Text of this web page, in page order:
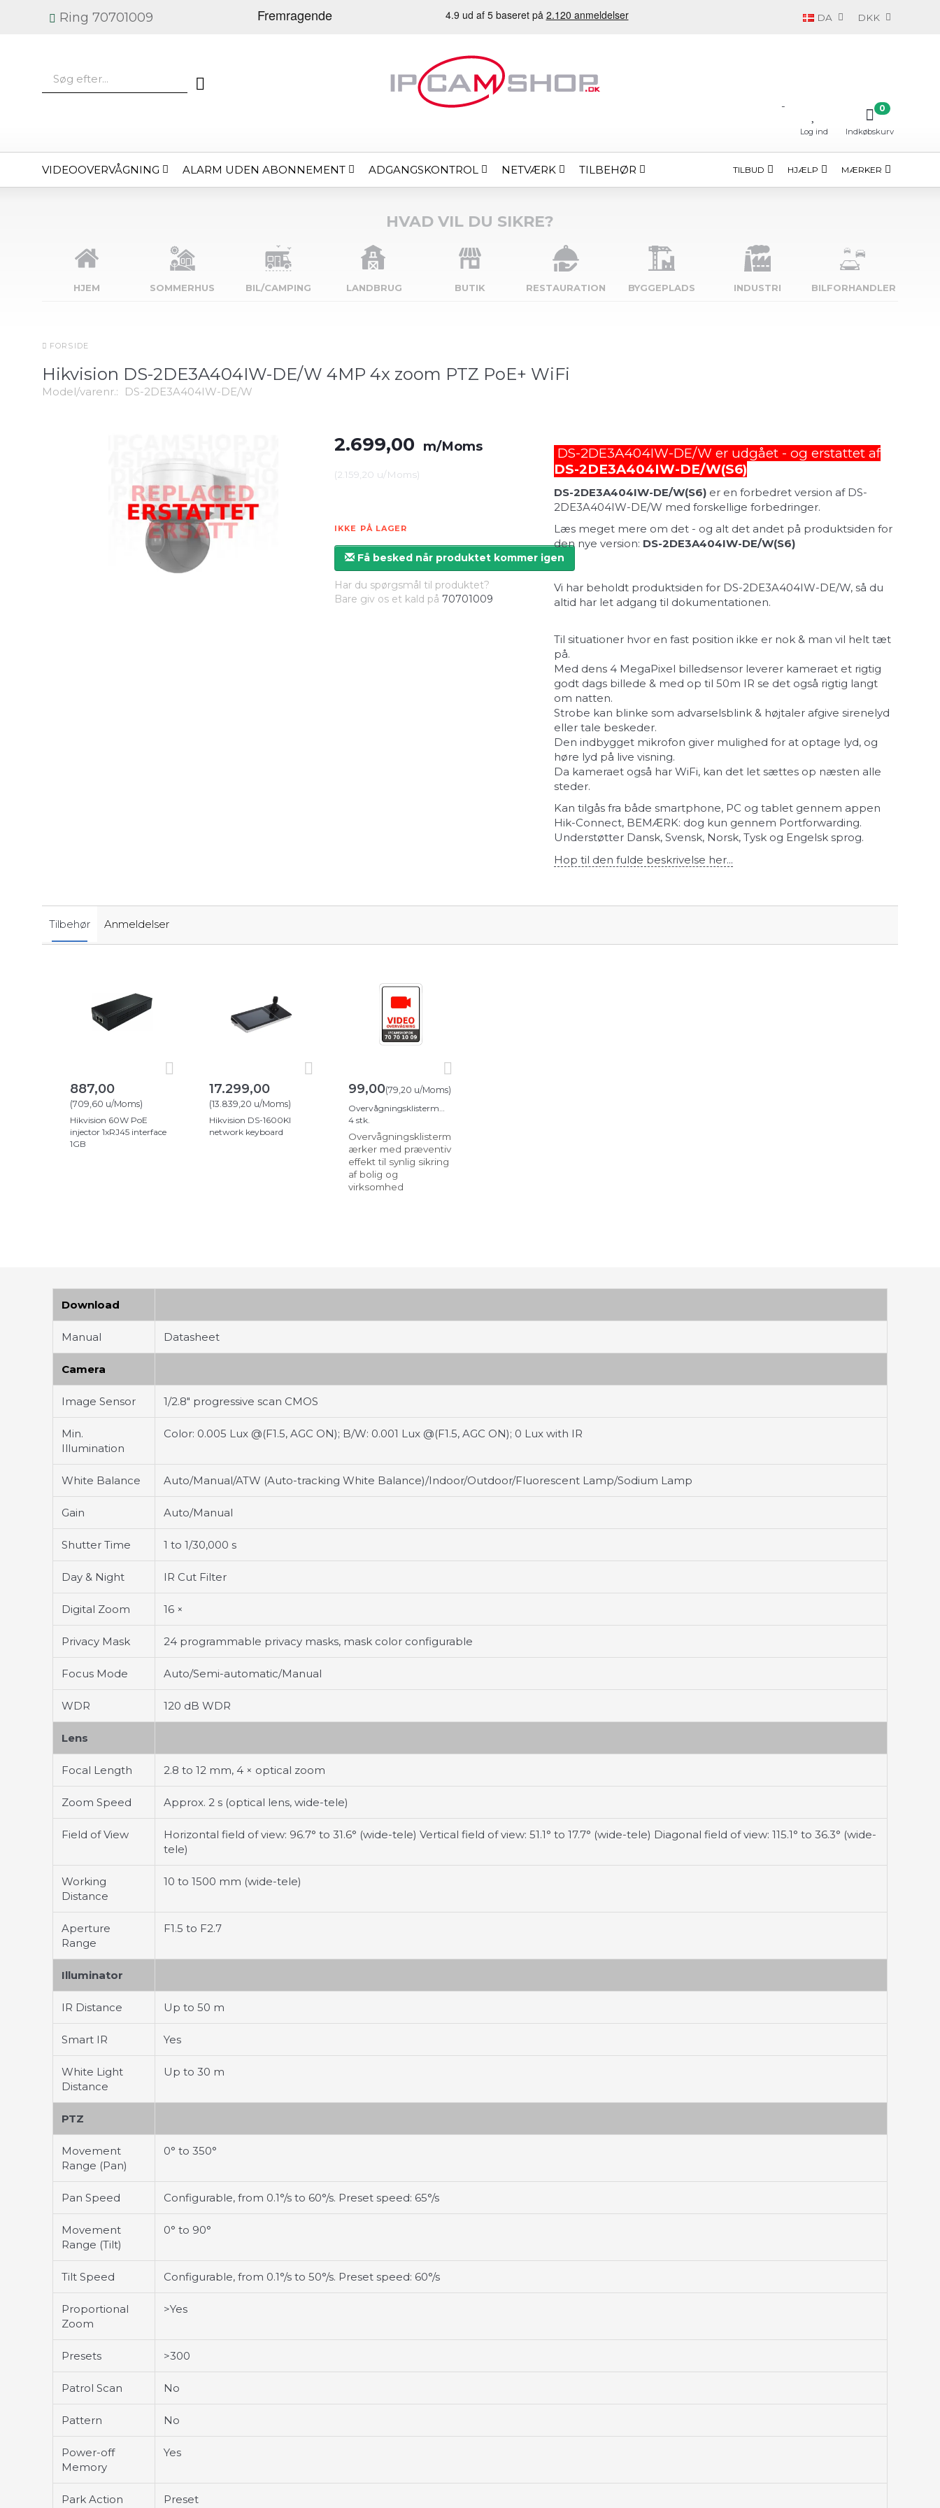
DA DKK
Ring 70701009
-
Log ind Indkøbskurv
0
VIDEOOVERVÅGNING ALARM UDEN ABONNEMENT ADGANGSKONTROL NETVÆRK TILBEHØR TILBUD HJÆLP MÆRKER
HVAD VIL DU SIKRE?
HJEM SOMMERHUS BIL/CAMPING LANDBRUG BUTIK RESTAURATION BYGGE­PLADS INDUSTRI BILFORHANDLER
FORSIDE
Hikvision DS-2DE3A404IW-DE/W 4MP 4x zoom PTZ PoE+ WiFi
Model/varenr.: DS-2DE3A404IW-DE/W
2.699,00 m/Moms
(2.159,20 u/Moms)
IKKE PÅ LAGER
Få besked når produktet kommer igen
Har du spørgsmål til produktet?
Bare giv os et kald på 70701009
DS-2DE3A404IW-DE/W er udgået - og erstattet af
DS-2DE3A404IW-DE/W(S6)
DS-2DE3A404IW-DE/W(S6)er en forbedret version af DS-
2DE3A404IW-DE/W med forskellige forbedringer.
Læs meget mere om det - og alt det andet på produktsiden for
den nye version: DS-2DE3A404IW-DE/W(S6)
Vi har beholdt produktsiden for DS-2DE3A404IW-DE/W, så du
altid har let adgang til dokumentationen.
Til situationer hvor en fast position ikke er nok & man vil helt tæt
på.
Med dens 4 MegaPixel billedsensor leverer kameraet et rigtig
godt dags billede & med op til 50m IR se det også rigtig langt
om natten.
Strobe kan blinke som advarselsblink & højtaler afgive sirenelyd
eller tale beskeder.
Den indbygget mikrofon giver mulighed for at optage lyd, og
høre lyd på live visning.
Da kameraet også har WiFi, kan det let sættes op næsten alle
steder.
Kan tilgås fra både smartphone, PC og tablet gennem appen
Hik-Connect, BEMÆRK: dog kun gennem Portforwarding.
Understøtter Dansk, Svensk, Norsk, Tysk og Engelsk sprog.
Hop til den fulde beskrivelse her...
Tilbehør Anmeldelser
887,00
(709,60 u/Moms)
Hikvision 60W PoE
injector 1xRJ45 interface
1GB
17.299,00
(13.839,20 u/Moms)
Hikvision DS-1600KI
network keyboard
99,00(79,20 u/Moms)
Overvågningsklistermærker
4 stk.
Overvågningsklisterm
ærker med præventiv
effekt til synlig sikring
af bolig og
virksomhed
Download
Manual Datasheet
Camera
Image Sensor 1/2.8" progressive scan CMOS
Min.
Illumination
Color: 0.005 Lux @(F1.5, AGC ON); B/W: 0.001 Lux @(F1.5, AGC ON); 0 Lux with IR
White Balance Auto/Manual/ATW (Auto-tracking White Balance)/Indoor/Outdoor/Fluorescent Lamp/Sodium Lamp
Gain Auto/Manual
Shutter Time 1 to 1/30,000 s
Day & Night IR Cut Filter
Digital Zoom 16 ×
Privacy Mask 24 programmable privacy masks, mask color configurable
Focus Mode Auto/Semi-automatic/Manual
WDR 120 dB WDR
Lens
Focal Length 2.8 to 12 mm, 4 × optical zoom
Zoom Speed Approx. 2 s (optical lens, wide-tele)
Field of View
Horizontal field of view: 96.7° to 31.6° (wide-tele) Vertical field of view: 51.1° to 17.7° (wide-tele) Diagonal field of view: 115.1° to 36.3° (wide-
tele)
Working
Distance
10 to 1500 mm (wide-tele)
Aperture
Range
F1.5 to F2.7
Illuminator
IR Distance Up to 50 m
Smart IR Yes
White Light
Distance
Up to 30 m
PTZ
Movement
Range (Pan)
0° to 350°
Pan Speed Configurable, from 0.1°/s to 60°/s. Preset speed: 65°/s
Movement
Range (Tilt)
0° to 90°
Tilt Speed Configurable, from 0.1°/s to 50°/s. Preset speed: 60°/s
Proportional
Zoom
>Yes
Presets >300
Patrol Scan No
Pattern No
Power-off
Memory
Yes
Park Action Preset